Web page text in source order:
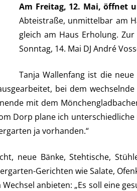
Am Freitag, 12. Mai, öffnet
Abteistraße, unmittelbar am
gleich am Haus Erholung.
Sonntag, 14. Mai DJ André
Tanja Wallenfang ist die
bei dem
mit dem
Dorp plane ich
ja vorhanden.“
neue Bänke, Stehtische,
Gerichten wie Salate,
anbieten: „Es soll eine